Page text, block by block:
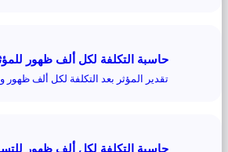
حاسبة التكلفة لكل ألف ظهور
تقدير المؤثر بعد التكلفة لكل ألف
حاسبة التكلفة لكل ألف ظهور